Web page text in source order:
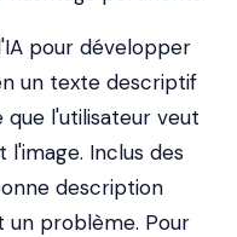
pour développer
un texte descriptif
l'utilisateur veut
Inclus des
description
un problème. Pour